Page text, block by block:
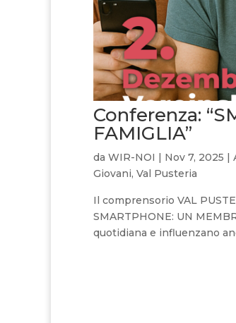
Conferenza:
FAMIGLIA”
da WIR-NOI | Nov 7, 2025 |
Giovani, Val Pusteria
Il comprensorio VAL
SMARTPHONE: UN
quotidiana e influenzano